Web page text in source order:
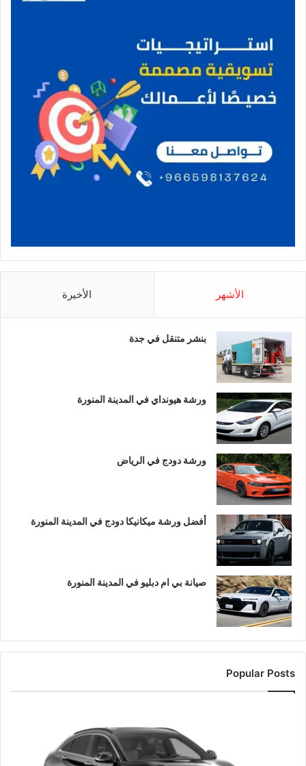
الأشهر الأخيرة
بنشر متنقل في جدة
ورشة هيونداي في المدينة المنورة
ورشة دودج في الرياض
أفضل ورشة ميكانيكا دودج في المدينة المنورة
صيانة بي ام دبليو في المدينة المنورة
Popular Posts